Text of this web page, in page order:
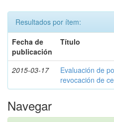
Resultados por ítem:
Fecha de
publicación
Título
2015-03-17
Evaluación de
revocación de
Navegar